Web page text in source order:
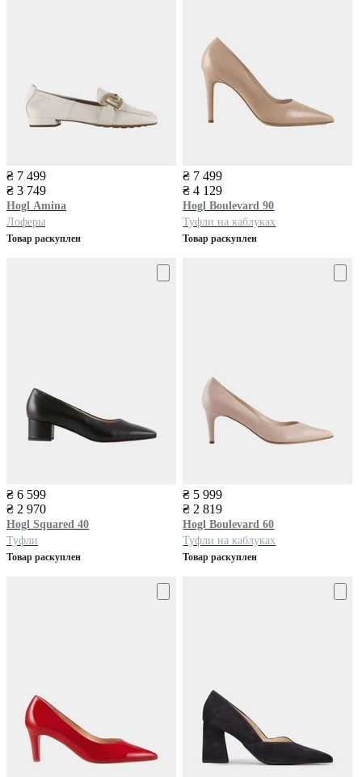
₴ 7 499
₴ 3 749
Hogl Amina
Лоферы
Товар раскуплен
₴ 7 499
₴ 4 129
Hogl Boulevard 90
Туфли на каблуках
Товар раскуплен
₴ 6 599
₴ 2 970
Hogl Squared 40
Туфли
Товар раскуплен
₴ 5 999
₴ 2 819
Hogl Boulevard 60
Туфли на каблуках
Товар раскуплен